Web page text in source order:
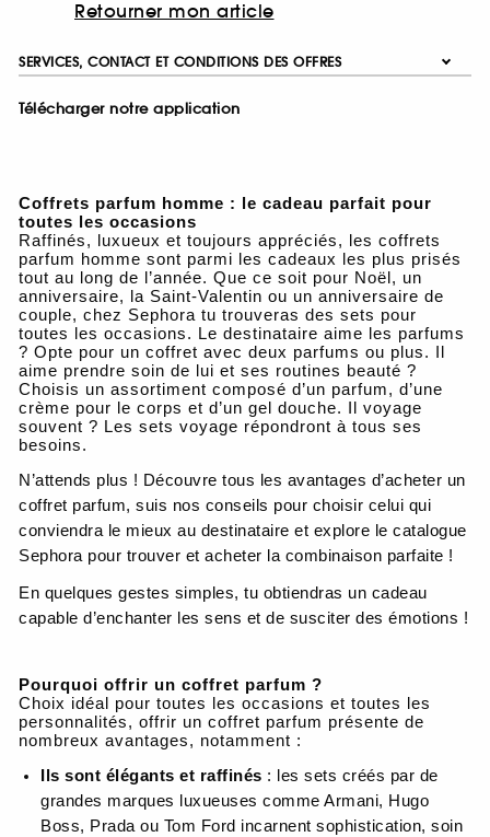
Retourner mon article
SERVICES, CONTACT ET CONDITIONS DES OFFRES
Télécharger notre application
Coffrets parfum homme : le cadeau parfait pour
toutes les occasions
Raffinés, luxueux et toujours appréciés, les coffrets
parfum homme sont parmi les cadeaux les plus prisés
tout au long de l’année. Que ce soit pour Noël, un
anniversaire, la Saint-Valentin ou un anniversaire de
couple, chez Sephora tu trouveras des sets pour
toutes les occasions. Le destinataire aime les parfums
? Opte pour un coffret avec deux parfums ou plus. Il
aime prendre soin de lui et ses routines beauté ?
Choisis un assortiment composé d’un parfum, d’une
crème pour le corps et d’un gel douche. Il voyage
souvent ? Les sets voyage répondront à tous ses
besoins.
N’attends plus ! Découvre tous les avantages d’acheter un
coffret parfum, suis nos conseils pour choisir celui qui
conviendra le mieux au destinataire et explore le catalogue
Sephora pour trouver et acheter la combinaison parfaite !
En quelques gestes simples, tu obtiendras un cadeau
capable d’enchanter les sens et de susciter des émotions !
Pourquoi offrir un coffret parfum ?
Choix idéal pour toutes les occasions et toutes les
personnalités, offrir un coffret parfum présente de
nombreux avantages, notamment :
Ils sont élégants et raffinés : les sets créés par de
grandes marques luxueuses comme Armani, Hugo
Boss, Prada ou Tom Ford incarnent sophistication, soin